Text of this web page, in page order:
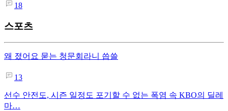
18
스포츠
왜 졌어요 묻는 청문회라니 씁쓸
13
선수 안전도, 시즌 일정도 포기할 수 없는 폭염 속 KBO의 딜레
마…